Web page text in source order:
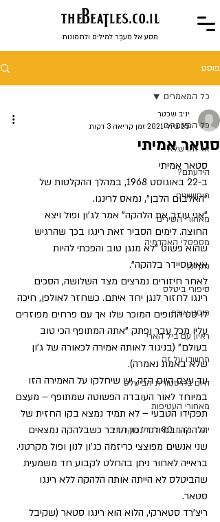
theBeaTles.co.il
מסע אל מעבֶר למילים ולתמונות
פוסט
כל המאמרים
אז זהו שלא
הידעתם?
חיפושונים
מאחורי השירים
מספסלי האקדמיה
מקלנון
סיפורי ביטלס
פוסט אורח
ראיון עם ביל הארי
תחשבו על זה
היום בהיסטורית הביטלס
מאחורי העטיפות
יום הולדת 80 לפול מקרטני
כל המאמרים
סטאר אמיתי
יניב שכטר
25 ביולי 2021
זמן קריאה 3 דקות
סטאר אמיתי
ב-22 באוגוסט 1968, במהלך ההקלטות של
"האלבום הלבן", נמאס לרינגו.
"אני עוזב את הלהקה" אמר לג'ון ופול ויצא
החוצה. לימים הסביר זאת רינגו בכך שהרגיש
שהוא פשוט "לא מנגן טוב והפכתי להיות
אאוטסיידר בלהקה".
לאחר חיזורים נמרצים מצד השלושה, הסכים
רינגו לחזור לנגן יחד איתם. כשחזר לאולפן, חיכה
לו סט התופים המוכר שלו אך עם פרחים מפוזרים
עליו מכל עבר ופתק "אתה המתופף הכי טוב
בעולם" (בניגוד לאותה אמירה לכאורה של ג'ון
שלא באמת נאמרה).
עד עצם היום הזה, יש שיחלקו על האמירה הזו
במיוחד לאור העובדה הפשוטה שמתופף – מעצם
תפקידו הטבעי – לא תמיד נמצא בקו החזית של
הלהקה. במיוחד נכון הדבר כשבלהקה נמצאים
שני אנשים מפוצצי כריזמה כג'ון לנון ופול מקרטני.
בראייה לאחור ניתן בהחלט לקבוע חד משמעית
שהביטלס לא הייתה אותה הלהקה ללא רינגו
סטאר.
ריצ'רד סטארקי, הלוא הוא רינגו סטאר (שקיבל